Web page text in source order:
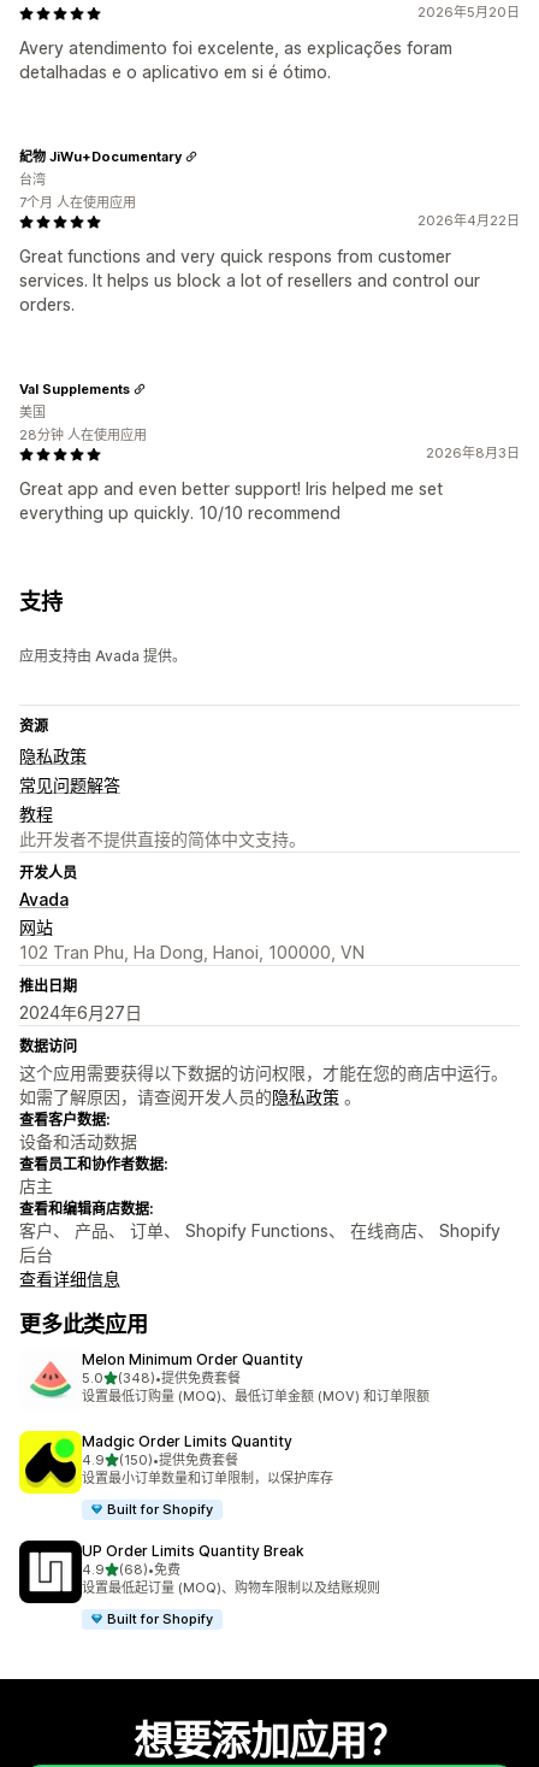
2026年5月20日
Avery atendimento foi excelente, as explicações foram
detalhadas e o aplicativo em si é ótimo.
2026年4月22日
Great functions and very quick respons from customer
services. It helps us block a lot of resellers and control our
orders.
紀物 JiWu+Documentary
台湾
7个月 人在使用应用
2026年8月3日
Great app and even better support! Iris helped me set
everything up quickly. 10/10 recommend
Val Supplements
美国
28分钟 人在使用应用
支持
应用支持由 Avada 提供。
资源
隐私政策
常见问题解答
教程
此开发者不提供直接的简体中文支持。
开发人员
Avada
网站
102 Tran Phu, Ha Dong, Hanoi, 100000, VN
推出日期
2024年6月27日
数据访问
这个应用需要获得以下数据的访问权限，才能在您的商店中运行。
如需了解原因，请查阅开发人员的隐私政策 。
查看客户数据:
设备和活动数据
查看员工和协作者数据:
店主
查看和编辑商店数据:
客户、 产品、 订单、 Shopify Functions、 在线商店、 Shopify
后台
查看详细信息
更多此类应用
Melon Minimum Order Quantity
5.0星（满分 5 星）
(348)
总共 348 条评论
•提供免费套餐
设置最低订购量 (MOQ)、最低订单金额 (MOV) 和订单限额
Madgic Order Limits Quantity
4.9星（满分 5 星）
(150)
总共 150 条评论
•提供免费套餐
设置最小订单数量和订单限制，以保护库存
Built for Shopify
UP Order Limits Quantity Break
4.9星（满分 5 星）
(68)
总共 68 条评论
•免费
设置最低起订量 (MOQ)、购物车限制以及结账规则
Built for Shopify
想要添加应用？